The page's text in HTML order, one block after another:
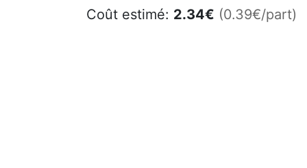
Coût estimé: 2.34€ (0.39€/part)